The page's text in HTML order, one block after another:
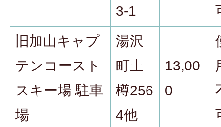
3-1
旧加山キャプ
テンコースト
スキー場 駐車
場
湯沢
町土
樽256
4他
13,00
0